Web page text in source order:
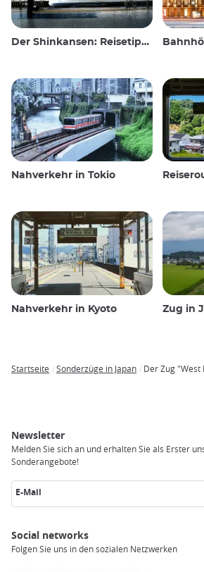
Der Shinkansen: Reisetipps für den japanischen Hochgeschwindigkeitszug
Nahverkehr in Tokio
Nahverkehr in Kyoto Zug in
Startseite Sonderzüge in Japan Der Zug "West
Newsletter
Melden Sie sich an und erhalten Sie als Erster
Sonderangebote!
E-Mail
Social networks
Folgen Sie uns in den sozialen Netzwerken